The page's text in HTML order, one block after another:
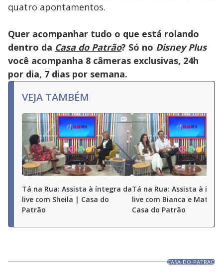
quatro apontamentos.
Quer acompanhar tudo o que está rolando
dentro da Casa do Patrão? Só no Disney Plus
você acompanha 8 câmeras exclusivas, 24h
por dia, 7 dias por semana.
VEJA TAMBÉM
Tá na Rua: Assista à íntegra da
live com Sheila | Casa do
Patrão
Tá na Rua: Assista à
live com Bianca e
Casa do Patrão
CASA-DO-PATRAO